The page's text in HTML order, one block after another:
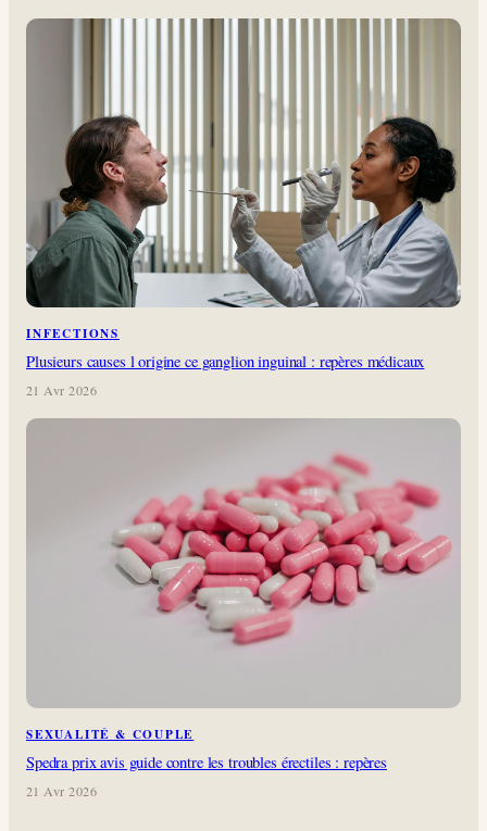
INFECTIONS
Plusieurs causes l origine ce ganglion inguinal : repères médicaux
21 Avr 2026
SEXUALITÉ & COUPLE
Spedra prix avis guide contre les troubles érectiles : repères
21 Avr 2026